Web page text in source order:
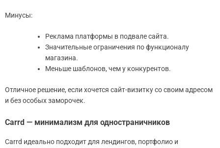
Минусы:
Реклама платформы в подвале сайта.
Значительные ограничения по функционалу
магазина.
Меньше шаблонов, чем у конкурентов.
Отличное решение, если хочется сайт-визитку со своим адресом
и без особых заморочек.
Carrd — минимализм для одностраничников
Carrd идеально подходит для лендингов, портфолио и